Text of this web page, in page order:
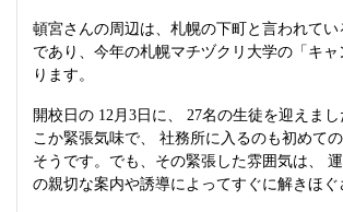
頓宮さんの周辺は、札幌の下町と言われてい
であり、今年の札幌マチヅクリ大学の「キャ
ります。
開校日の 12月3日に、 27名の生徒を迎えま
こか緊張気味で、 社務所に入るのも初めて
そうです。でも、その緊張した雰囲気は、
の親切な案内や誘導によってすぐに解きほぐ